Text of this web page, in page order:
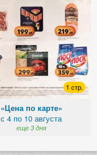
1 стр.
«Цена по карте»
с 4 по 10 августа
еще 3 дня